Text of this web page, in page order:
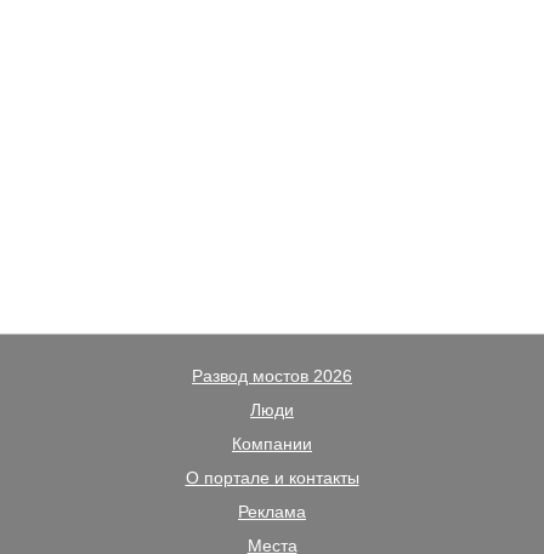
Развод мостов 2026
Люди
Компании
О портале и контакты
Реклама
Места